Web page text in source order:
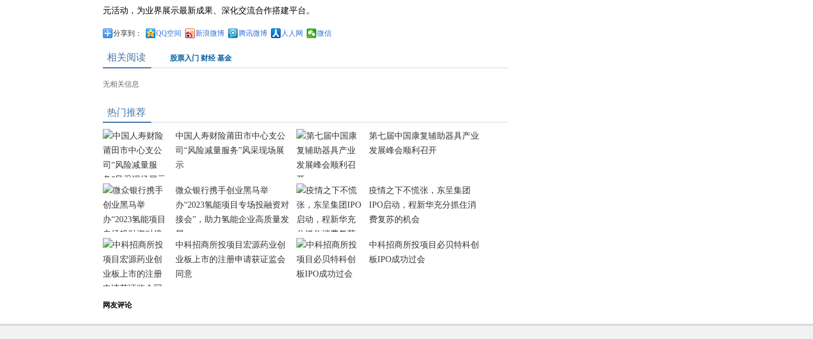
元活动，为业界展示最新成果、深化交流合作搭建平台。
分享到： QQ空间 新浪微博 腾讯微博 人人网 微信
相关阅读 股票入门 财经 基金
无相关信息
热门推荐
中国人寿财险莆田市中心支公
司“风险减量服务”风采现场展
示
第七届中国康复辅助器具产业
发展峰会顺利召开
微众银行携手创业黑马举
办“2023氢能项目专场投融资对
接会”，助力氢能企业高质量发
展
疫情之下不慌张，东呈集团
IPO启动，程新华充分抓住消
费复苏的机会
中科招商所投项目宏源药业创
业板上市的注册申请获证监会
同意
中科招商所投项目必贝特科创
板IPO成功过会
网友评论